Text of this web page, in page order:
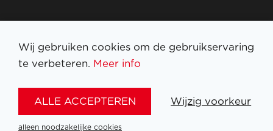
Inschrijven op nieuwsbrief
Wij gebruiken cookies om de gebruikservaring
te verbeteren. Meer info
ALLE ACCEPTEREN Wijzig voorkeur
alleen noodzakelijke cookies